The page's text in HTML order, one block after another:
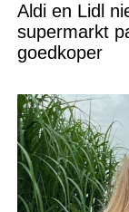
Aldi en Lidl
supermarkt
goedkoper